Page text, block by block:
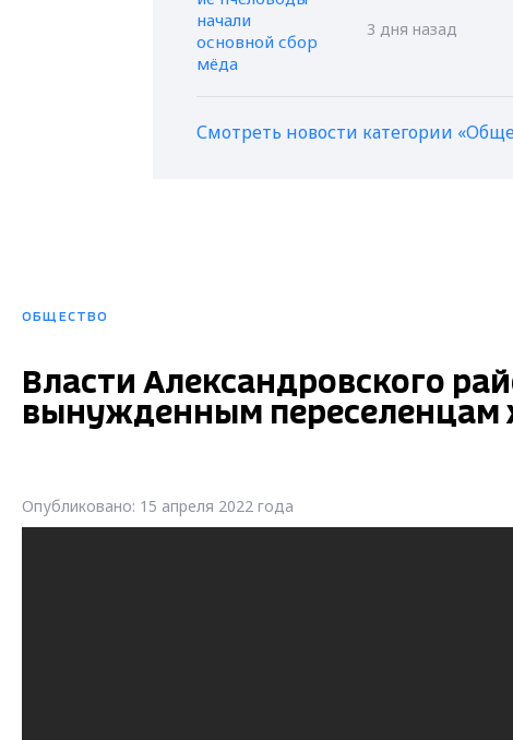
3 дня назад
Смотреть новости категории
ОБЩЕСТВО
Власти Александровского
вынужденным переселенцам
Опубликовано: 15 апреля 2022 года